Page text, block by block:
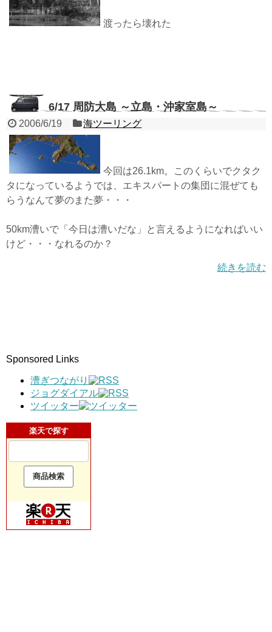
渡ったら壊れた
6/17 周防大島 ～立島・沖家室島～
2006/6/19 海ツーリング
今回は26.1km。このくらいでクタク
タになっているようでは、エキスパートの集団に混ぜても
らうなんて夢のまた夢・・・
50km漕いで「今日は漕いだな」と言えるようになればいい
けど・・・なれるのか？
続きを読む
Sponsored Links
漕ぎつながり
ジョグダイアル
ツイッター
楽天で探す